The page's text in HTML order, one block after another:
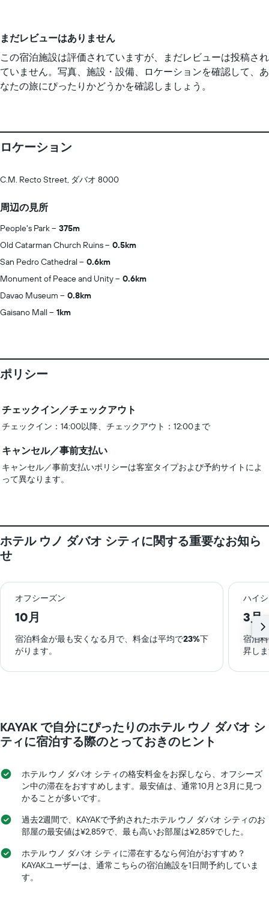
まだレビューはありません
この宿泊施設は評価されていますが、まだレビューは投稿され
ていません。写真、施設・設備、ロケーションを確認して、あ
なたの旅にぴったりかどうかを確認しましょう。
ロケーション
C.M. Recto Street, ダバオ 8000
周辺の見所
People's Park
375m
Old Catarman Church Ruins
0.5km
San Pedro Cathedral
0.6km
Monument of Peace and Unity
0.6km
Davao Museum
0.8km
Gaisano Mall
1km
ポリシー
チェックイン／チェックアウト
チェックイン：14:00以降、チェックアウト：12:00まで
キャンセル／事前支払い
キャンセル／事前支払いポリシーは客室タイプおよび予約サイトによ
って異なります。
ホテル ウノ ダバオ シティ​に関する重要なお知ら
せ
オフシーズン ハイ
10月 3月
宿泊料金が最も安くなる月で、料金は平均で23%下
がります。
宿泊
昇し
KAYAK で自分にぴったりのホテル ウノ ダバオ シ
ティ​に宿泊する際のとっておきのヒント
ホテル ウノ ダバオ シティ​の格安料金をお探しなら、オフシーズ
ン中の滞在をおすすめします。最安値は、通常10月と3月​に見つ
かることが多いです。
過去2週間で、KAYAKで予約されたホテル ウノ ダバオ シティ​のお
部屋の最安値は¥2,859​で、最も高いお部屋は¥2,859​でした。
ホテル ウノ ダバオ シティ​に滞在するなら何泊がおすすめ？
KAYAKユーザーは、通常こちらの宿泊施設を1日間予約していま
す。